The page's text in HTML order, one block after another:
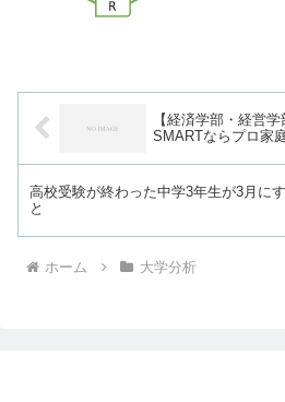
【経済学部・経営
SMARTならプロ家
高校受験が終わった中学3年生が3月に
と
ホーム 大学分析